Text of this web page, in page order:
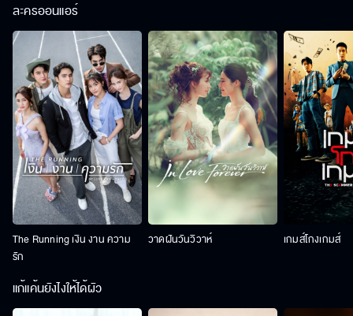
ละครออนแอร์
The Running เงิน งาน ความ
รัก
วาดฝันวันวิวาห์ เกมส์โกงเกมส์
แก้แค้นยังไงให้ได้ผัว